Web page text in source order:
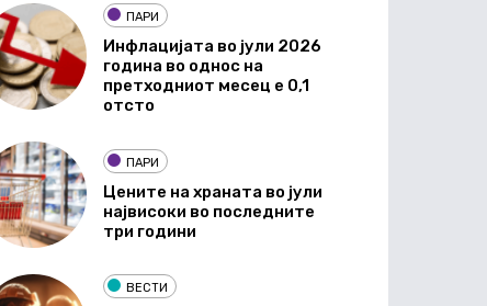
ПАРИ
Инфлацијата во јули 2026
година во однос на
претходниот месец е 0,1
отсто
ПАРИ
Цените на храната во јули
највисоки во последните
три години
ВЕСТИ